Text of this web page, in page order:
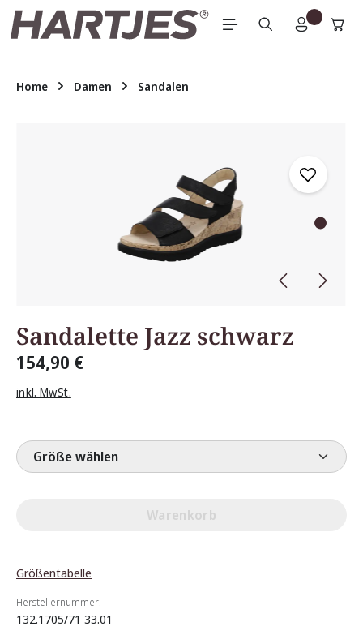
Zum Hauptinhalt springen
Home Damen Sandalen
Sandalette Jazz schwarz
154,90 €
inkl. MwSt.
Größe wählen
Warenkorb
Größentabelle
Herstellernummer:
132.1705/71 33.01